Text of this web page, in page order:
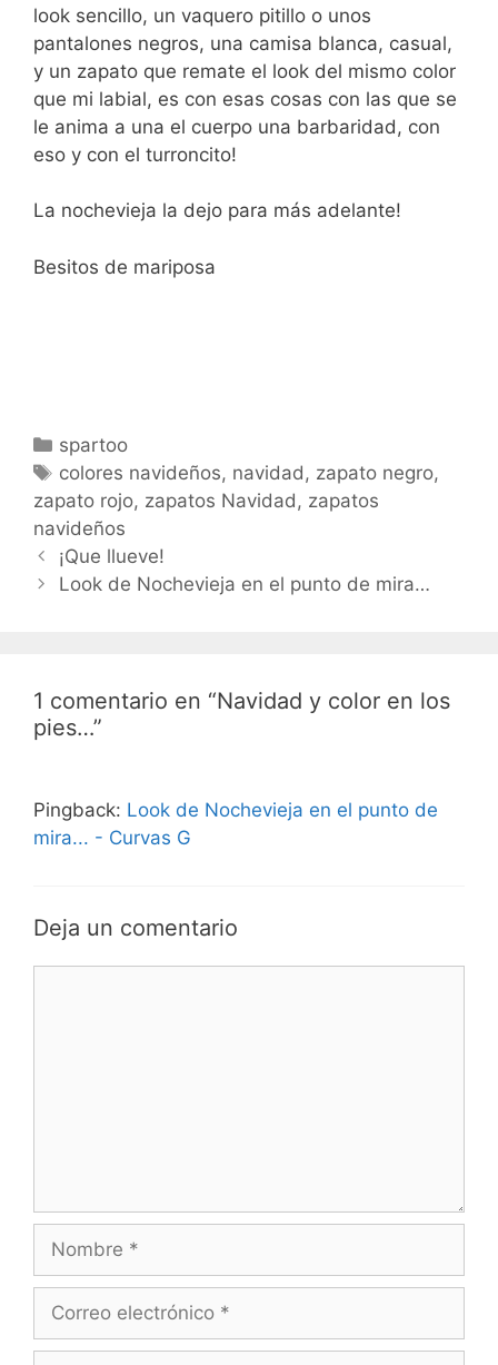
look sencillo, un vaquero pitillo o unos
pantalones negros, una camisa blanca, casual,
y un zapato que remate el look del mismo color
que mi labial, es con esas cosas con las que se
le anima a una el cuerpo una barbaridad, con
eso y con el turroncito!
La nochevieja la dejo para más adelante!
Besitos de mariposa
Categorías
spartoo
Etiquetas
colores navideños, navidad , zapato negro,
zapato rojo, zapatos Navidad , zapatos
navideños
Navegación
de
¡Que llueve!
Look de Nochevieja en el punto de mira…
1 comentario en “Navidad y color en los
pies…”
Pingback: Look de Nochevieja en el punto de
mira... - Curvas G
Deja un comentario
Nombre
Correo